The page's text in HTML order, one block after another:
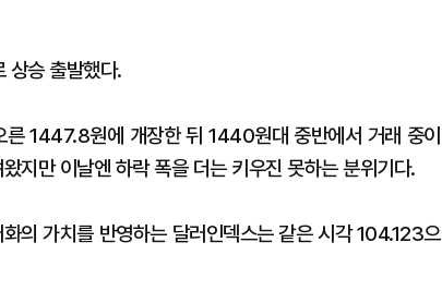
상승 출발했다.
1447.8원에 개장한 뒤 1440원대 중반에서 거래 중이
지만 이날엔 하락 폭을 더는 키우진 못하는 분위기다.
의 가치를 반영하는 달러인덱스는 같은 시각 104.123으